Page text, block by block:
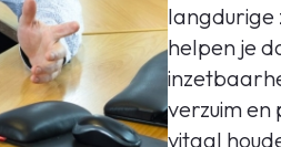
langdurige
helpen je
verzuim
vitaal